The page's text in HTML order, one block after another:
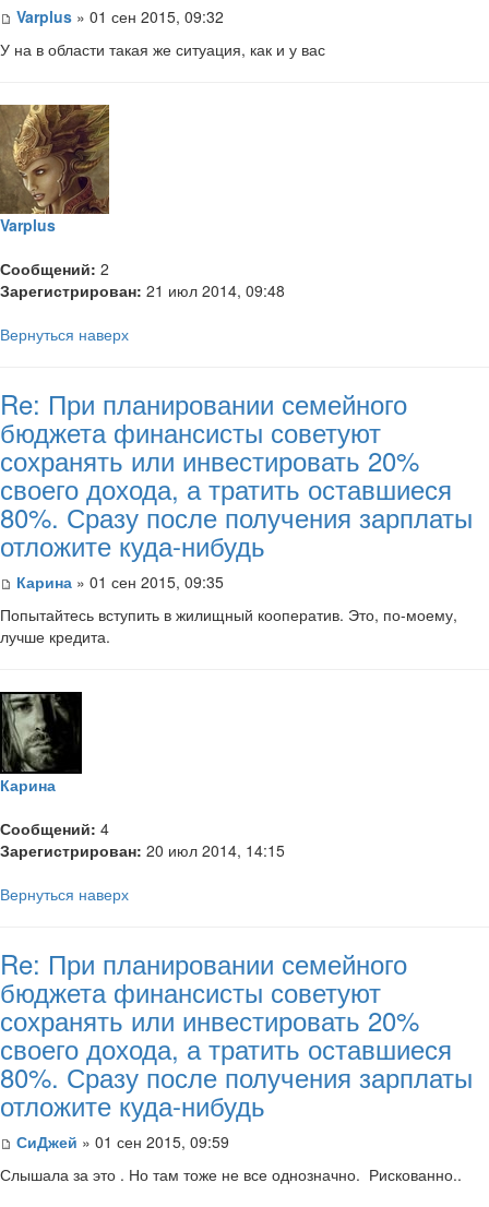
Varplus » 01 сен 2015, 09:32
У на в области такая же ситуация, как и у вас
Varplus
Сообщений: 2
Зарегистрирован: 21 июл 2014, 09:48
Вернуться наверх
Re: При планировании семейного
бюджета финансисты советуют
сохранять или инвестировать 20%
своего дохода, а тратить оставшиеся
80%. Сразу после получения зарплаты
отложите куда-нибудь
Карина » 01 сен 2015, 09:35
Попытайтесь вступить в жилищный кооператив. Это, по-моему,
лучше кредита.
Карина
Сообщений: 4
Зарегистрирован: 20 июл 2014, 14:15
Вернуться наверх
Re: При планировании семейного
бюджета финансисты советуют
сохранять или инвестировать 20%
своего дохода, а тратить оставшиеся
80%. Сразу после получения зарплаты
отложите куда-нибудь
СиДжей » 01 сен 2015, 09:59
Слышала за это . Но там тоже не все однозначно. Рискованно..